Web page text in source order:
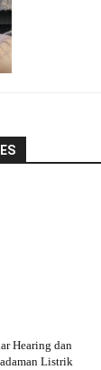
Hearing dan
Listrik